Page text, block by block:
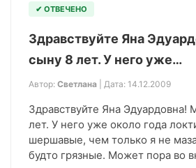
✔ ОТВЕЧЕНО
Здравствуйте Яна
сыну 8 лет. У него уже…
Автор: Светлана | Дата: 14.12.2009
Здравствуйте Яна Эдуардовна!
лет. У него уже около года
шершавые, чем только я не
будто грязные. Может пора во